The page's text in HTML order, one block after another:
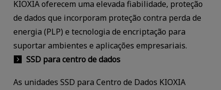
KIOXIA oferecem uma elevada fiabilidade, proteção
de dados que incorporam proteção contra perda de
energia (PLP) e tecnologia de encriptação para
suportar ambientes e aplicações empresariais.
SSD para centro de dados
As unidades SSD para Centro de Dados KIOXIA